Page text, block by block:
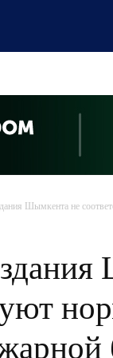
Шымкента не